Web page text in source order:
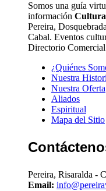
Somos una guía
información
Pereira,
Cabal. Eventos
Directorio
¿Quiénes
Nuestra
Nuestra Oferta
Aliados
Espiritual
Mapa del Sitio
Pereira, Risaralda -
Email: